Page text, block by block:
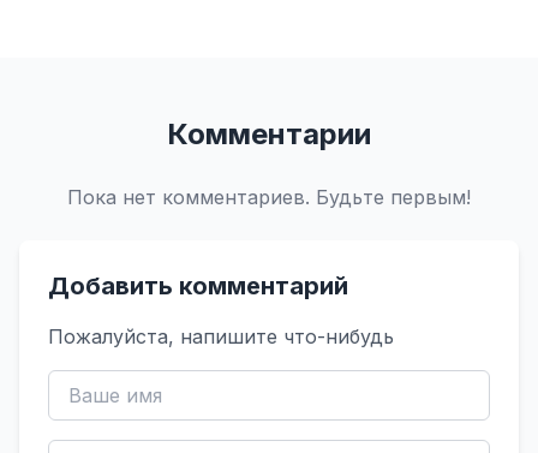
Комментарии
Пока нет комментариев. Будьте первым!
Добавить комментарий
Пожалуйста, напишите что-нибудь